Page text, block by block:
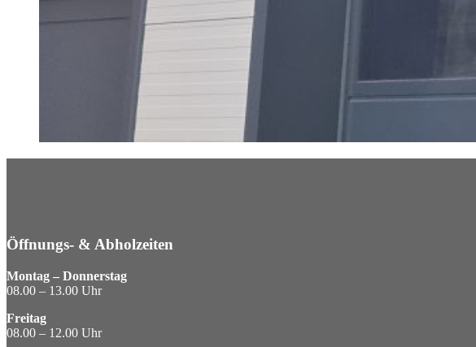
Öffnungs- & Abholzeiten
Montag – Donnerstag
08.00 – 13.00 Uhr
Freitag
08.00 – 12.00 Uhr